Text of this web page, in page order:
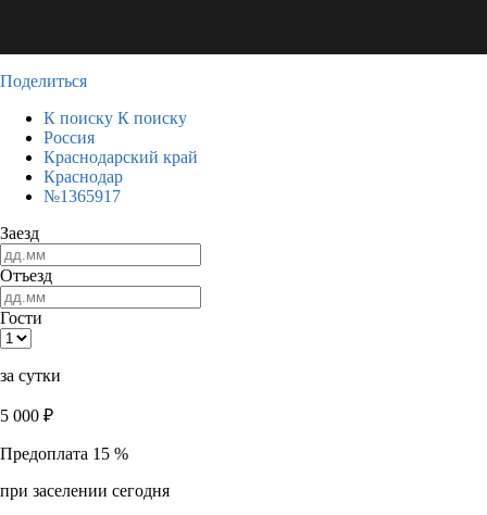
Поделиться
К поиску К поиску
Россия
Краснодарский край
Краснодар
№1365917
Заезд
Отъезд
Гости
за сутки
5 000 ₽
Предоплата 15 %
при заселении сегодня